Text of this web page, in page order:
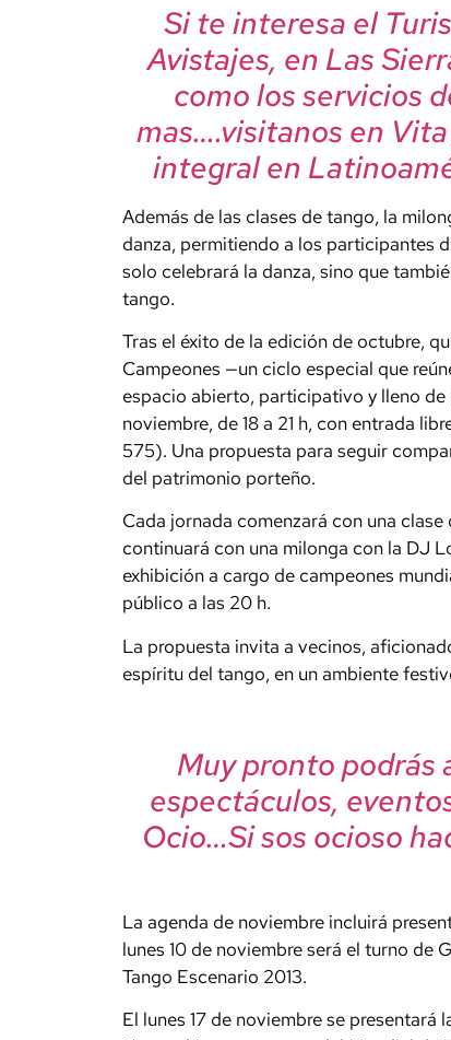
Si te interesa el
Avistajes, en Las
como los servicios
mas….visitanos en
integral en
Además de las clases de tango, la
danza, permitiendo a los participantes
solo celebrará la danza, sino que
tango.
Tras el éxito de la edición de octubre,
Campeones —un ciclo especial que
espacio abierto, participativo y lleno
noviembre, de 18 a 21 h, con entrada
575). Una propuesta para seguir
del patrimonio porteño.
Cada jornada comenzará con una
continuará con una milonga con la DJ
exhibición a cargo de campeones
público a las 20 h.
La propuesta invita a vecinos,
espíritu del tango, en un ambiente
Muy pronto podrás
espectáculos,
Ocio…Si sos ocioso
La agenda de noviembre incluirá
lunes 10 de noviembre será el turno de
Tango Escenario 2013.
El lunes 17 de noviembre se